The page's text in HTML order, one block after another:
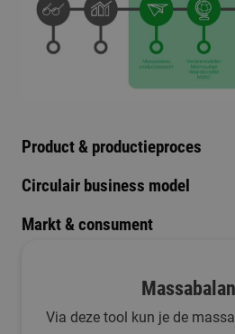
Product & productieproces
Circulair business model
Markt & consument
Via deze tool kun je de